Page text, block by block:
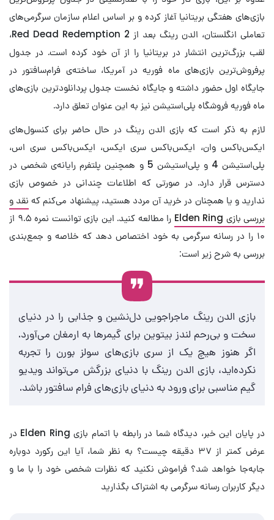
بازی‌های هفتگی بریتانیا آغاز کرده و بر اساس اعلام سازمان سرگرمی‌های
تعاملی انگلستان، الدن رینگ بعد از Red Dead Redemption 2،
لقب بزرگ‌ترین انتشار در بریتانیا را از آن خود کرده است. در جدول
پرفروش‌ترین بازی‌های ماه فوریه در آمریکا، ساخته‌ی فرام‌سافتور در
جایگاه اول حضور داشته و جایگاه نخست جدول پردانلودترین بازی‌های
ماه فوریه فروشگاه پلی‌استیشن نیز به این عنوان تعلق دارد.
لازم به ذکر است که بازی الدن رینگ در حال حاضر برای کنسول‌های
ایکس‌باکس وان، ایکس‌باکس سری ایکس، ایکس‌باکس سری اس،
پلی‌استیشن 4 و پلی‌استیشن 5 و همچنین پلتفرم رایانه‌ی شخصی در
دسترس قرار دارد. در صورتی که اطلاعات چندانی در خصوص بازی
ندارید و یا همچنان در خرید آن مردد هستید، پیشنهاد می‌کنم که نقد و
بررسی بازی Elden Ring
را مطالعه کنید. این بازی توانست نمره ۹.۵ از
۱۰ را در رسانه سرگرمی به خود اختصاص دهد که خلاصه و جمع‌بندی
بررسی به شرح زیر است:
بازی الدن رینگ ماجراجویی دل‌نشین و جذابی را در دنیای
سخت و بی‌رحم لندز بیتوین برای گیمرها به ارمغان می‌آورد.
اگر هنوز هیچ یک از سری بازی‌های سولز بورن را تجربه
نکرده‌اید، بازی الدن رینگ با دنیای بزرگش می‌تواند ویدیو
گیم مناسبی برای ورود به دنیای بازی‌های فرام سافتور باشد.
در پایان این خبر، دیدگاه شما در رابطه با اتمام بازی Elden Ring در
عرض کمتر از ۳۷ دقیقه چیست؟ به نظر شما، آیا این رکورد دوباره
جابه‌جا خواهد شد؟ فراموش نکنید که نظرات شخصی خود را با ما و
دیگر کاربران رسانه سرگرمی به اشتراک بگذارید